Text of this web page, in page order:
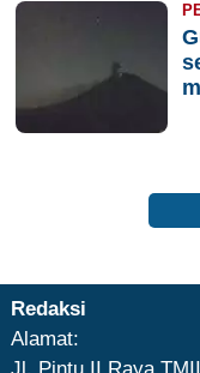
Redaksi
Alamat: